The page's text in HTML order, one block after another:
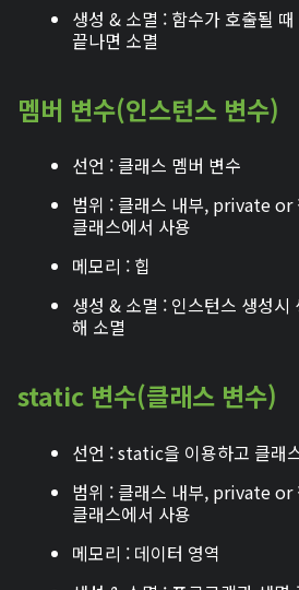
생성 & 소멸 : 함수가 호출될
끝나면 소멸
멤버 변수(인스턴스 변수)
선언 : 클래스 멤버 변수
범위 : 클래스 내부, private or
클래스에서 사용
메모리 : 힙
생성 & 소멸 : 인스턴스 생성시
해 소멸
static 변수(클래스 변수)
선언 : static을 이용하고 클래
범위 : 클래스 내부, private or
클래스에서 사용
메모리 : 데이터 영역